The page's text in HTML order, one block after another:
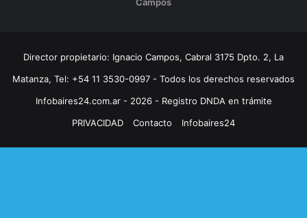
Director propietario: Ignacio Campos, Cabral 3175 Dpto. 2, La
Matanza, Tel: +54 11 3530-0997 - Todos los derechos reservados
Infobaires24.com.ar - 2026 - Registro DNDA en trámite
PRIVACIDAD
Contacto Infobaires24